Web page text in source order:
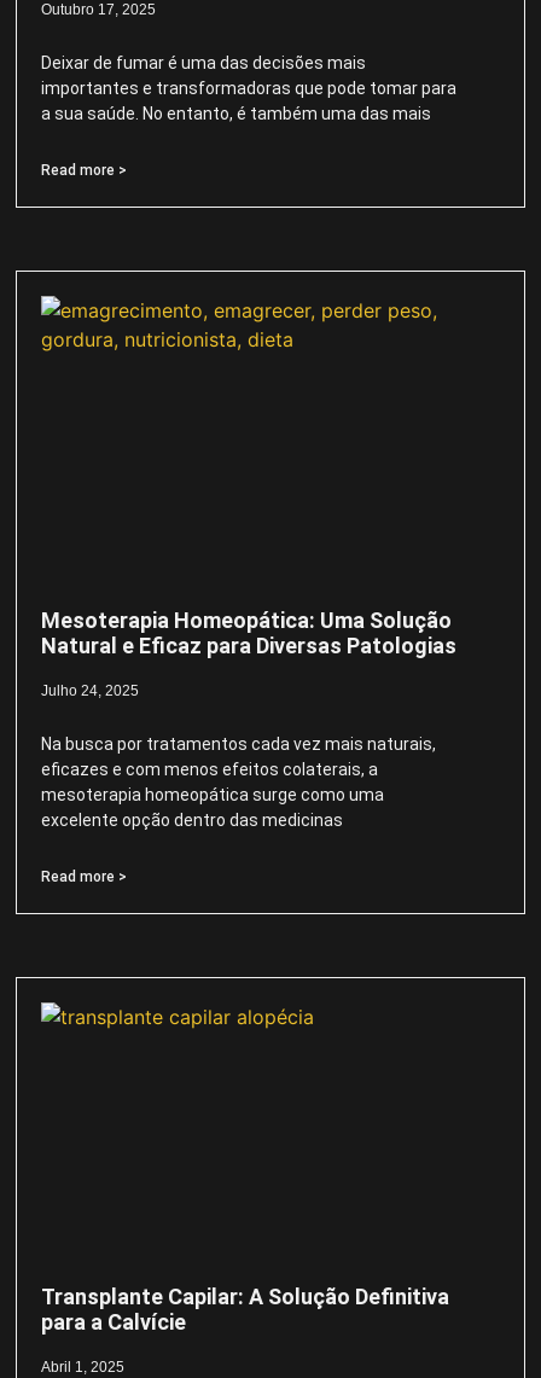
Outubro 17, 2025
Deixar de fumar é uma das decisões mais
importantes e transformadoras que pode tomar para
a sua saúde. No entanto, é também uma das mais
Read more >
Mesoterapia Homeopática: Uma Solução
Natural e Eficaz para Diversas Patologias
Julho 24, 2025
Na busca por tratamentos cada vez mais naturais,
eficazes e com menos efeitos colaterais, a
mesoterapia homeopática surge como uma
excelente opção dentro das medicinas
Read more >
Transplante Capilar: A Solução Definitiva
para a Calvície
Abril 1, 2025